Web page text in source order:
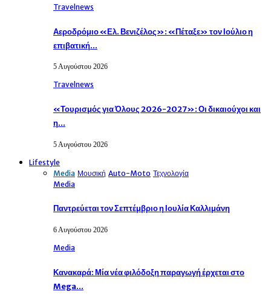
Travelnews
Αεροδρόμιο «Ελ. Βενιζέλος»: «Πέταξε» τον Ιούλιο η
επιβατική…
5 Αυγούστου 2026
Travelnews
«Τουρισμός για Όλους 2026-2027»: Οι δικαιούχοι και
η…
5 Αυγούστου 2026
Lifestyle
Media Μουσική Auto-Moto Τεχνολογία
Media
Παντρεύεται τον Σεπτέμβριο η Ιουλία Καλλιμάνη
6 Αυγούστου 2026
Media
Κανακαρά: Μία νέα φιλόδοξη παραγωγή έρχεται στο
Mega…